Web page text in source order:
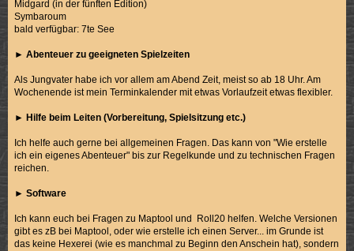
Midgard (in der fünften Edition)
Symbaroum
bald verfügbar: 7te See
►Abenteuer zu geeigneten Spielzeiten
Als Jungvater habe ich vor allem am Abend Zeit, meist so ab 18 Uhr. Am
Wochenende ist mein Terminkalender mit etwas Vorlaufzeit etwas flexibler.
►Hilfe beim Leiten (Vorbereitung, Spielsitzung etc.)
Ich helfe auch gerne bei allgemeinen Fragen. Das kann von "Wie erstelle
ich ein eigenes Abenteuer" bis zur Regelkunde und zu technischen Fragen
reichen.
►Software
Ich kann euch bei Fragen zu Maptool und Roll20 helfen. Welche Versionen
gibt es zB bei Maptool, oder wie erstelle ich einen Server... im Grunde ist
das keine Hexerei (wie es manchmal zu Beginn den Anschein hat), sondern